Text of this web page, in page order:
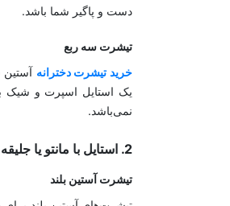
دست و پاگیر شما باشد.
تیشرت سه ربع
خرید تیشرت دخترانه
یک استایل اسپرت و شیک
نمی‌باشد.
2. استایل با مانتو یا جلیقه
تیشرت آستین بلند